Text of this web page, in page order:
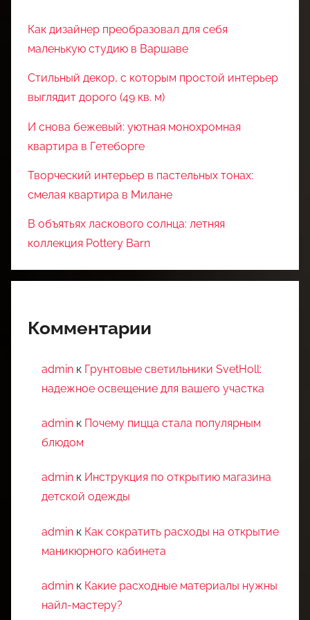
Как дизайнер преобразовал для себя
маленькую студию в Варшаве
Стильный декор, с которым простой интерьер
выглядит дорого (49 кв. м)
И снова бежевый: уютная монохромная
квартира в Гетеборге
Творческий интерьер в пастельных тонах:
смелая квартира в Милане
В объятьях ласкового солнца: летняя
коллекция Pottery Barn
Комментарии
admin к Грунтовые светильники SvetHoll:
надежное освещение для вашего участка
admin к Почему пицца стала популярным
блюдом
admin к Инструкция по открытию магазина
детской одежды
admin к Как сократить расходы на открытие
маникюрного кабинета
admin к Какие расходные материалы нужны
найл-мастеру?